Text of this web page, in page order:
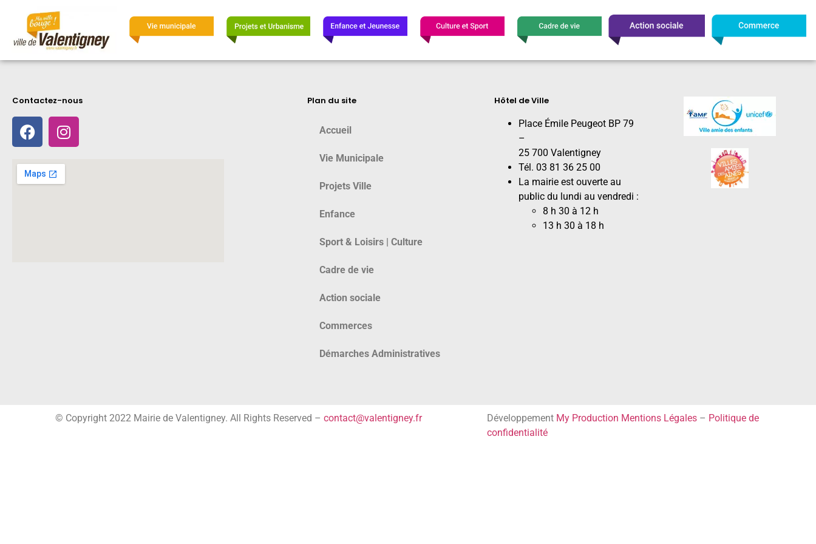
Contactez-nous Plan du site
Accueil
Vie Municipale
Projets Ville
Enfance
Sport & Loisirs | Culture
Cadre de vie
Action sociale
Commerces
Démarches Administratives
Hôtel de Ville
Place Émile Peugeot BP 79
–
25 700 Valentigney
Tél. 03 81 36 25 00
La mairie est ouverte au
public du lundi au vendredi :
8 h 30 à 12 h
13 h 30 à 18 h
© Copyright 2022 Mairie de Valentigney. All Rights Reserved – contact@valentigney.fr Développement My Production Mentions Légales– Politique de
confidentialité